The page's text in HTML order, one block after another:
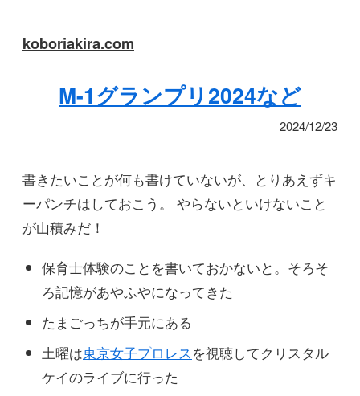
koboriakira.com
M-1グランプリ2024など
2024/12/23
書きたいことが何も書けていないが、とりあえずキ
ーパンチはしておこう。 やらないといけないこと
が山積みだ！
保育士体験のことを書いておかないと。そろそ
ろ記憶があやふやになってきた
たまごっちが手元にある
土曜は東京女子プロレスを視聴してクリスタル
ケイのライブに行った